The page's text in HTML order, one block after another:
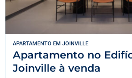
APARTAMENTO EM JOINVILLE
Apartamento no
Joinville à venda